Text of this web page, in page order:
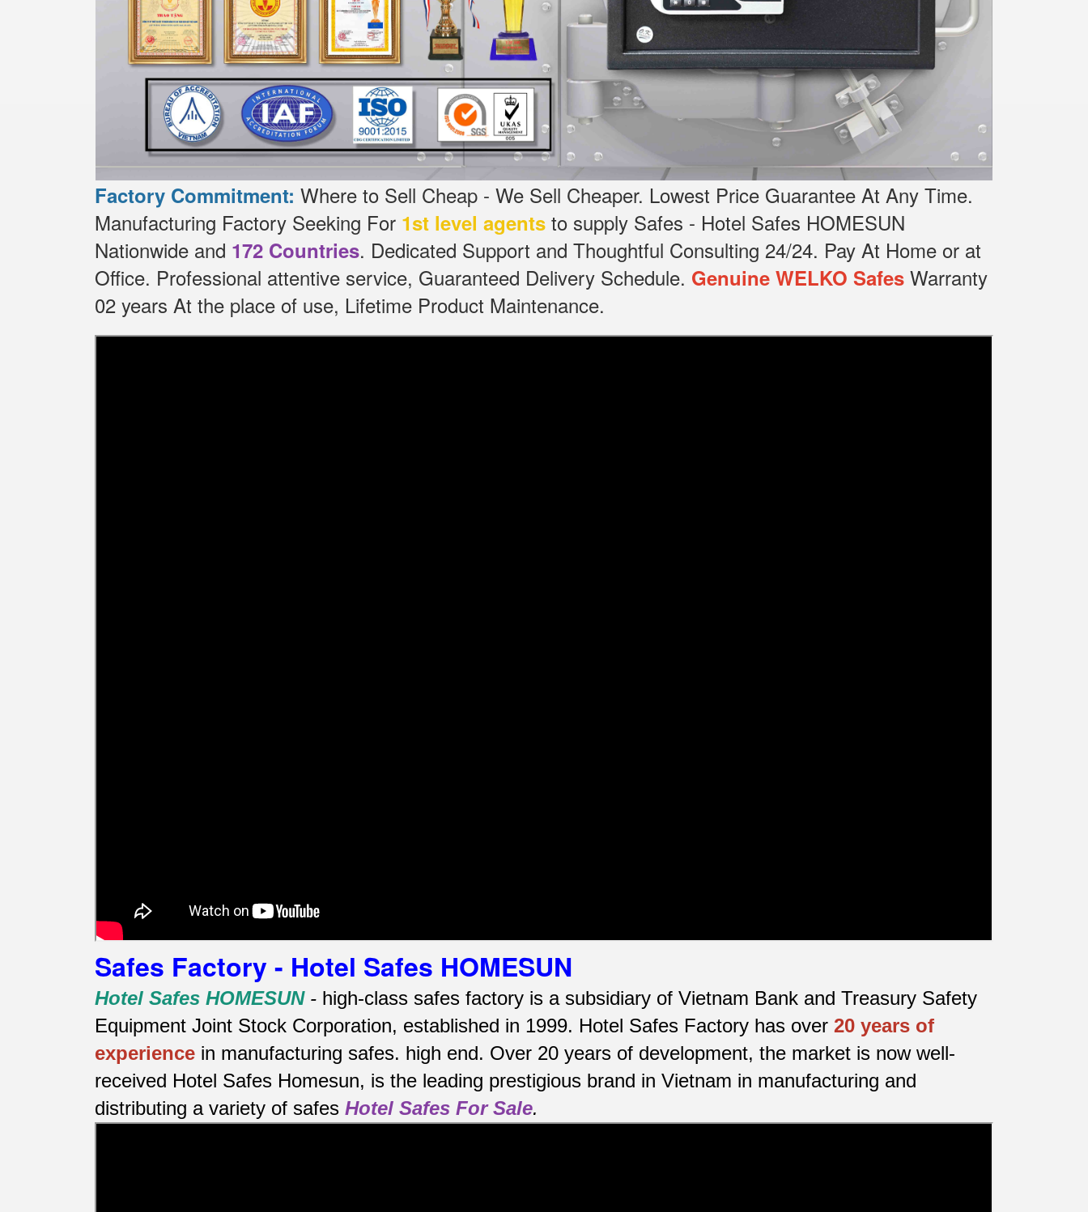
Factory Commitment: Where to Sell Cheap - We Sell Cheaper. Lowest Price Guarantee At Any Time.
Manufacturing Factory Seeking For 1st level agents to supply Safes - Hotel Safes HOMESUN
Nationwide and 172 Countries. Dedicated Support and Thoughtful Consulting 24/24. Pay At Home or at
Office. Professional attentive service, Guaranteed Delivery Schedule. Genuine WELKO Safes Warranty
02 years At the place of use, Lifetime Product Maintenance.
Safes Factory - Hotel Safes HOMESUN
Hotel Safes HOMESUN- high-class safes factory is a subsidiary of Vietnam Bank and Treasury Safety
Equipment Joint Stock Corporation, established in 1999. Hotel Safes Factory has over 20 years of
experience in manufacturing safes. high end. Over 20 years of development, the market is now well-
received Hotel Safes Homesun, is the leading prestigious brand in Vietnam in manufacturing and
distributing a variety of safes Hotel Safes For Sale.